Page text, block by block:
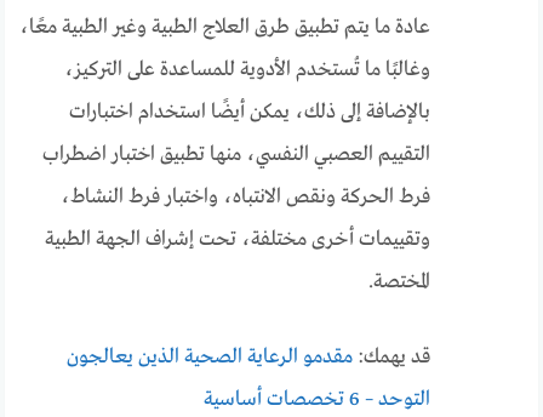
عادة ما يتم تطبيق طرق العلاج الطبية وغير الطبية معًا،
وغالبًا ما تُستخدم الأدوية للمساعدة على التركيز،
بالإضافة إلى ذلك، يمكن أيضًا استخدام اختبارات
التقييم العصبي النفسي، منها تطبيق اختبار اضطراب
فرط الحركة ونقص الانتباه، واختبار فرط النشاط،
وتقييمات أخرى مختلفة، تحت إشراف الجهة الطبية
المختصة.
قد يهمك:مقدمو الرعاية الصحية الذين يعالجون
التوحد – 6 تخصصات أساسية